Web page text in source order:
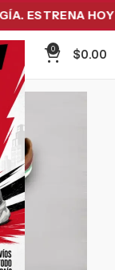
ESTRENA HOY Y
0
$0.00